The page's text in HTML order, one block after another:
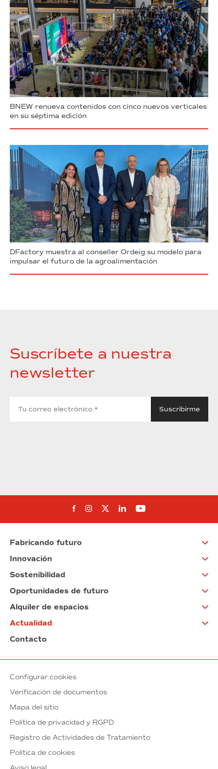
BNEW renueva contenidos con cinco nuevos verticales
en su séptima edición
DFactory muestra al conseller Ordeig su modelo para
impulsar el futuro de la agroalimentación
Suscríbete a nuestra
newsletter
Síguenos en Facebook
Síguenos en Instagram
Síguenos en Twitter
Síguenos en Linkedin
Síguenos en
Fabricando futuro
Innovación
Sostenibilidad
Oportunidades de futuro
Alquiler de espacios
Actualidad
Contacto
Configurar cookies
Verificación de documentos
Mapa del sitio
Política de privacidad y RGPD
Registro de Actividades de Tratamiento
Política de cookies